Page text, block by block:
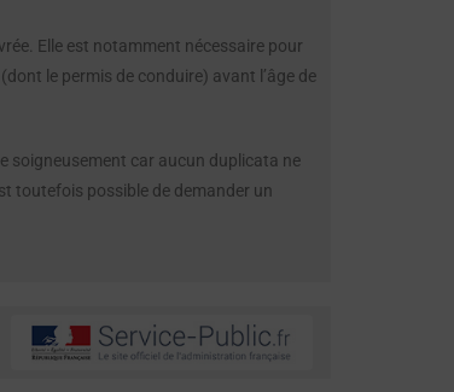
Elle est notamment nécessaire pour
le permis de conduire) avant l’âge de
soigneusement car aucun duplicata ne
toutefois possible de demander un